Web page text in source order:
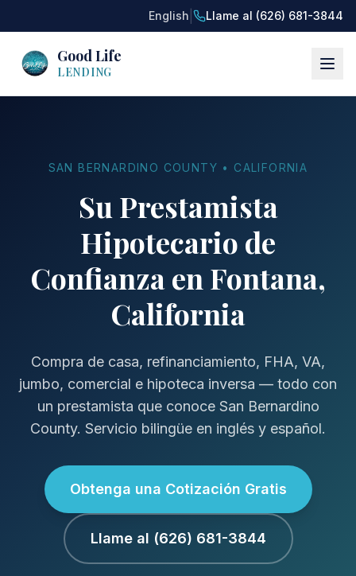
English Llame al (626) 681-3844
Good Life
LENDING
SAN BERNARDINO COUNTY • CALIFORNIA
Su Prestamista
Hipotecario de
Confianza en Fontana,
California
Compra de casa, refinanciamiento, FHA, VA,
jumbo, comercial e hipoteca inversa — todo con
un prestamista que conoce San Bernardino
County. Servicio bilingüe en inglés y español.
Obtenga una Cotización Gratis
Llame al (626) 681-3844